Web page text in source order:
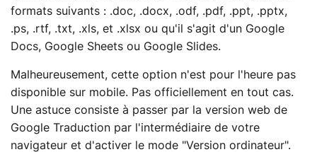
formats suivants : .doc, .docx, .odf, .pdf, .ppt, .pptx,
.ps, .rtf, .txt, .xls, et .xlsx ou qu'il s'agit d'un Google
Docs, Google Sheets ou Google Slides.
Malheureusement, cette option n'est pour l'heure pas
disponible sur mobile. Pas officiellement en tout cas.
Une astuce consiste à passer par la version web de
Google Traduction par l'intermédiaire de votre
navigateur et d'activer le mode "Version ordinateur".